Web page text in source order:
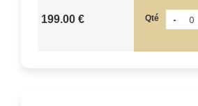
199.00 € Qté